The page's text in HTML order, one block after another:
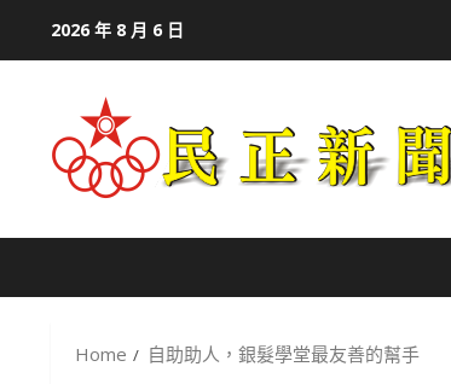
2026 年 8 月 6 日
Home 自助助人，銀髮學堂最友善的幫手